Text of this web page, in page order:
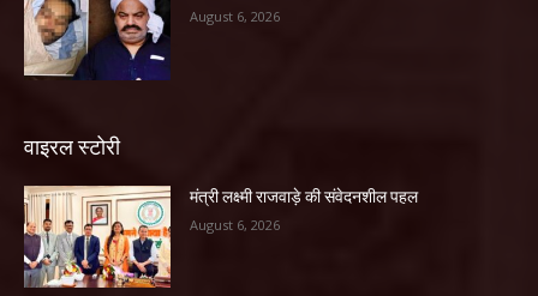
August 6, 2026
वाइरल स्टोरी
मंत्री लक्ष्मी राजवाड़े की संवेदनशील पहल
August 6, 2026